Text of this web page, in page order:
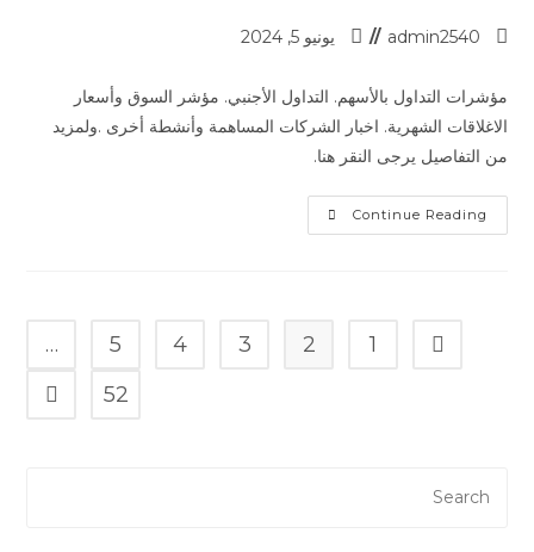
admin2540 يونيو 5, 2024
مؤشرات التداول بالأسهم. التداول الأجنبي. مؤشر السوق وأسعار
الاغلاقات الشهرية. اخبار الشركات المساهمة وأنشطة أخرى .ولمزيد
من التفاصيل يرجى النقر هنا.
Continue Reading
1
2
3
4
5
…
52